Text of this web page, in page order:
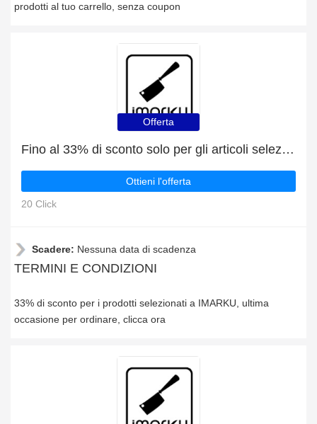
prodotti al tuo carrello, senza coupon
Offerta
Fino al 33% di sconto solo per gli articoli selezionati
Ottieni l'offerta
20 Click
Scadere: Nessuna data di scadenza
TERMINI E CONDIZIONI
33% di sconto per i prodotti selezionati a IMARKU, ultima
occasione per ordinare, clicca ora